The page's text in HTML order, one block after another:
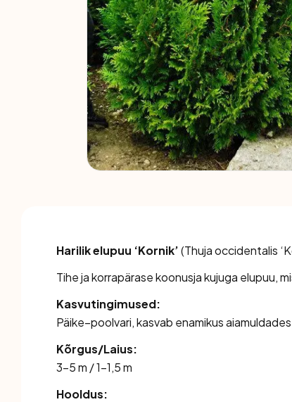
Harilik elupuu ‘Kornik’(Thuja occidentalis
Tihe ja korrapärase koonusja kujuga elupuu,
Kasvutingimused:
Päike–poolvari, kasvab enamikus
Kõrgus/Laius:
3–5 m / 1–1,5 m
Hooldus: